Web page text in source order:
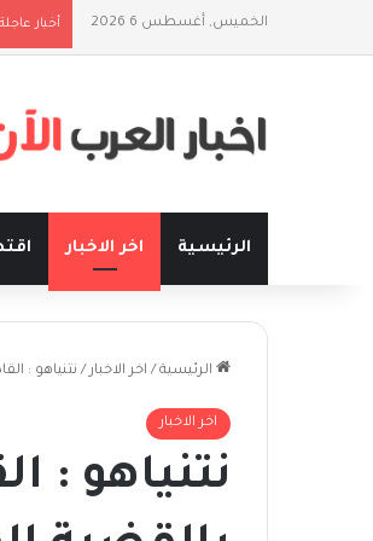
الخميس, أغسطس 6 2026 أخبار عاجلة
الرئيسية اخر الاخبار
الرئيسية / اخر الاخبار / نتنياهو :
اخر الاخبار
نتنياهو :